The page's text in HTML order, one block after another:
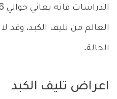
العالم من تليف الكبد، وقد
الحالة.
اعراض تليف الكبد